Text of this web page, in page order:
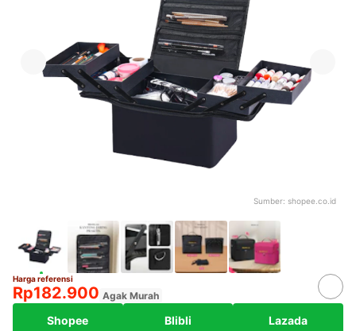
Sumber: shopee.co.id
Harga referensi
Rp182.900 Agak Murah
Shopee Blibli Lazada